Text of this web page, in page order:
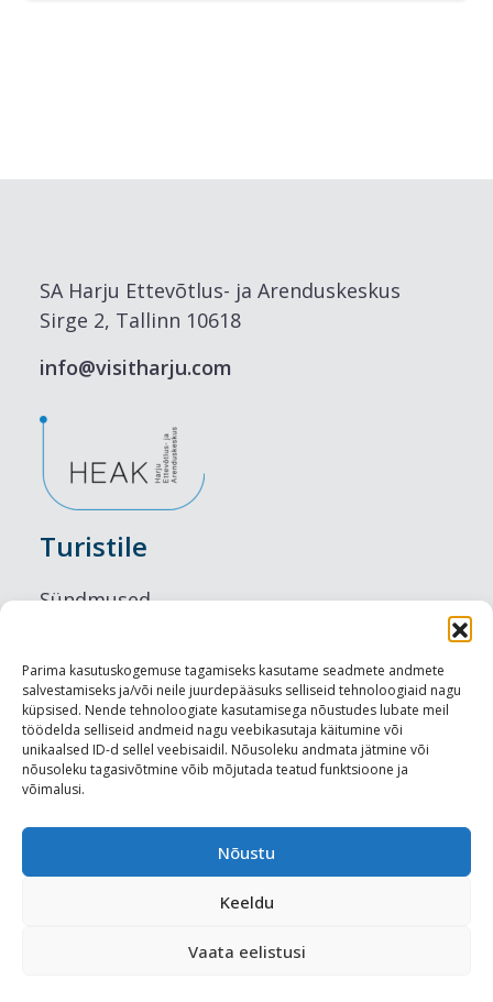
Parima kasutuskogemuse tagamiseks kasutame seadmete andmete
salvestamiseks ja/või neile juurdepääsuks selliseid tehnoloogiaid nagu
küpsised. Nende tehnoloogiate kasutamisega nõustudes lubate meil
töödelda selliseid andmeid nagu veebikasutaja käitumine või
unikaalsed ID-d sellel veebisaidil. Nõusoleku andmata jätmine või
nõusoleku tagasivõtmine võib mõjutada teatud funktsioone ja
võimalusi.
Nõustu
Keeldu
Vaata eelistusi
SA Harju Ettevõtlus- ja Arenduskeskus
Sirge 2, Tallinn 10618
info@visitharju.com
Turistile
Sündmused
Maitseelamused
Vaatamisväärsused
Visit Tallinn
Turismiprofessionaalile
Harju-, Rapla- ja Läänemaa DMO
Meediakajastused